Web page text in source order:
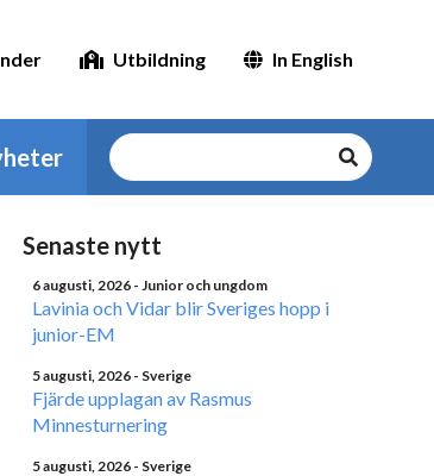
Utbildning In English
Senaste nytt
6 augusti, 2026 - Junior och ungdom
Lavinia och Vidar blir Sveriges hopp i
junior-EM
5 augusti, 2026 - Sverige
Fjärde upplagan av Rasmus
Minnesturnering
5 augusti, 2026 - Sverige